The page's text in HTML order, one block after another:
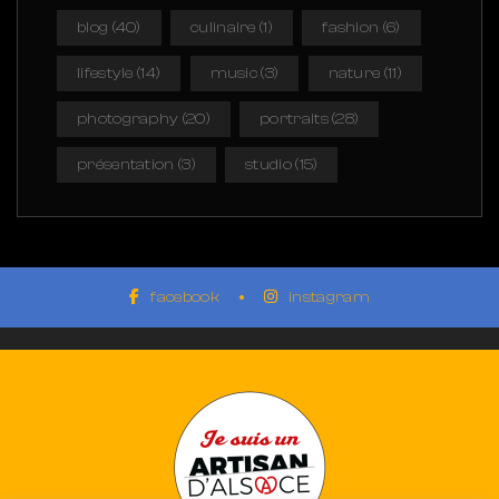
blog (40) culinaire (1) fashion (6)
lifestyle (14) music(3) nature (11)
photography (20) portraits(28)
présentation (3) studio(15)
facebook instagram